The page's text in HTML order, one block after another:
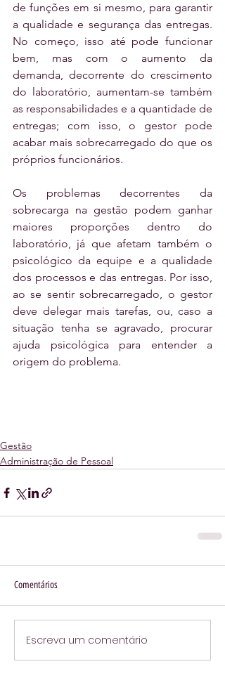
de funções em si mesmo, para garantir
a qualidade e segurança das entregas.
No começo, isso até pode funcionar
bem, mas com o aumento da
demanda, decorrente do crescimento
do laboratório, aumentam-se também
as responsabilidades e a quantidade de
entregas; com isso, o gestor pode
acabar mais sobrecarregado do que os
próprios funcionários.
Os problemas decorrentes da
sobrecarga na gestão podem ganhar
maiores proporções dentro do
laboratório, já que afetam também o
psicológico da equipe e a qualidade
dos processos e das entregas. Por isso,
ao se sentir sobrecarregado, o gestor
deve delegar mais tarefas, ou, caso a
situação tenha se agravado, procurar
ajuda psicológica para entender a
origem do problema.
Gestão
Administração de Pessoal
Comentários
Escreva um comentário